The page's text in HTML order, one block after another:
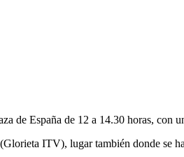
de España de 12 a 14.30 horas, con
ITV), lugar también donde se